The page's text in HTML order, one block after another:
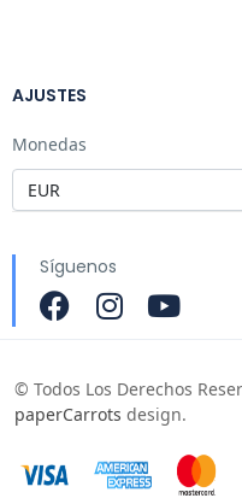
AJUSTES
Monedas
Síguenos
© Todos Los Derechos
paperCarrots design.